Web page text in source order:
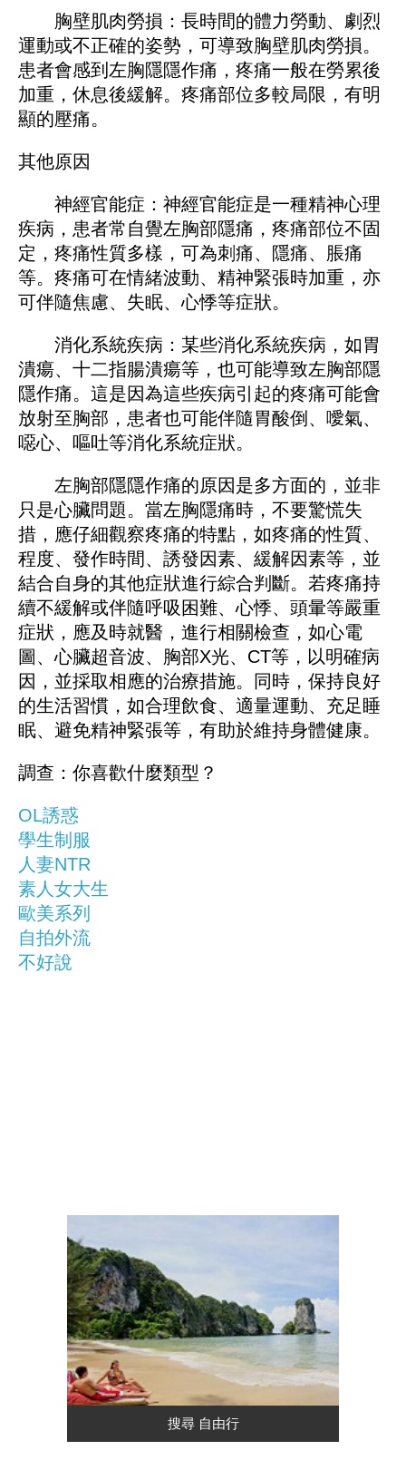
胸壁肌肉勞損：長時間的體力勞動、劇烈
運動或不正確的姿勢，可導致胸壁肌肉勞損。
患者會感到左胸隱隱作痛，疼痛一般在勞累後
加重，休息後緩解。疼痛部位多較局限，有明
顯的壓痛。
其他原因
神經官能症：神經官能症是一種精神心理
疾病，患者常自覺左胸部隱痛，疼痛部位不固
定，疼痛性質多樣，可為刺痛、隱痛、脹痛
等。疼痛可在情緒波動、精神緊張時加重，亦
可伴隨焦慮、失眠、心悸等症狀。
消化系統疾病：某些消化系統疾病，如胃
潰瘍、十二指腸潰瘍等，也可能導致左胸部隱
隱作痛。這是因為這些疾病引起的疼痛可能會
放射至胸部，患者也可能伴隨胃酸倒、噯氣、
噁心、嘔吐等消化系統症狀。
左胸部隱隱作痛的原因是多方面的，並非
只是心臟問題。當左胸隱痛時，不要驚慌失
措，應仔細觀察疼痛的特點，如疼痛的性質、
程度、發作時間、誘發因素、緩解因素等，並
結合自身的其他症狀進行綜合判斷。若疼痛持
續不緩解或伴隨呼吸困難、心悸、頭暈等嚴重
症狀，應及時就醫，進行相關檢查，如心電
圖、心臟超音波、胸部X光、CT等，以明確病
因，並採取相應的治療措施。同時，保持良好
的生活習慣，如合理飲食、適量運動、充足睡
眠、避免精神緊張等，有助於維持身體健康。
調查：你喜歡什麼類型？
OL誘惑
學生制服
人妻NTR
素人女大生
歐美系列
自拍外流
不好說